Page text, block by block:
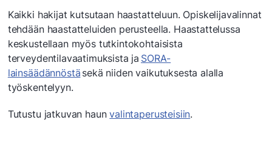
Kaikki hakijat kutsutaan haastatteluun. Opiskelijavalinnat
tehdään haastatteluiden perusteella. Haastattelussa
keskustellaan myös tutkintokohtaisista
terveydentilavaatimuksista ja SORA-
lainsäädännöstä sekä niiden vaikutuksesta alalla
työskentelyyn.
Tutustu jatkuvan haunvalintaperusteisiin.